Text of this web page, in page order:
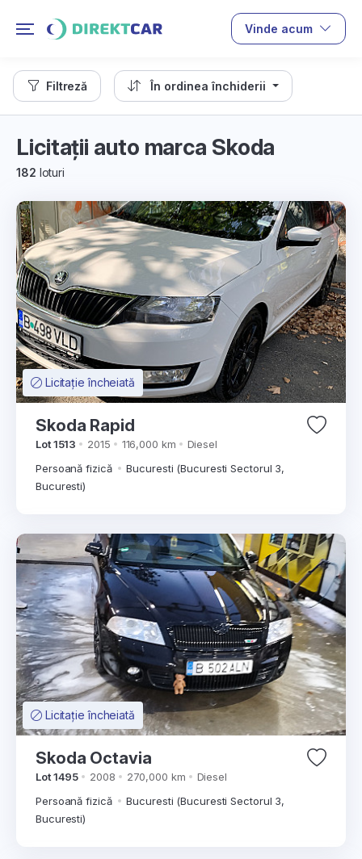
Vinde acum
Filtreză În ordinea închiderii
Licitații auto marca Skoda
182 loturi
Licitație încheiată
Skoda Rapid
Lot 1513 2015 116,000 km
Diesel
Persoană fizică
Bucuresti (Bucuresti Sectorul 3,
Bucuresti)
Licitație încheiată
Skoda Octavia
Lot 1495 2008 270,000 km
Diesel
Persoană fizică
Bucuresti (Bucuresti Sectorul 3,
Bucuresti)